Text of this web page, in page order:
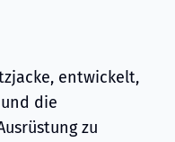
entwickelt,
die
zu